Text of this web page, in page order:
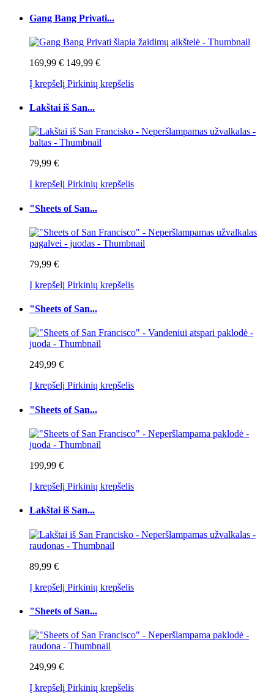
Gang Bang Privati...
169,99 € 149,99 €
Į krepšelį Pirkinių krepšelis
Lakštai iš San...
79,99 €
Į krepšelį Pirkinių krepšelis
"Sheets of San...
79,99 €
Į krepšelį Pirkinių krepšelis
"Sheets of San...
249,99 €
Į krepšelį Pirkinių krepšelis
"Sheets of San...
199,99 €
Į krepšelį Pirkinių krepšelis
Lakštai iš San...
89,99 €
Į krepšelį Pirkinių krepšelis
"Sheets of San...
249,99 €
Į krepšelį Pirkinių krepšelis